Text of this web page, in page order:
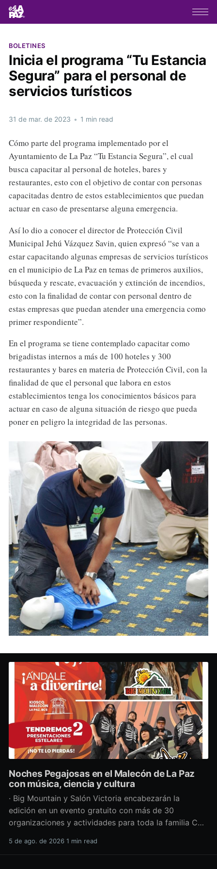
BOLETINES
Inicia el programa “Tu Estancia
Segura” para el personal de
servicios turísticos
31 de mar. de 2023 • 1 min read
Cómo parte del programa implementado por el
Ayuntamiento de La Paz “Tu Estancia Segura”, el cual
busca capacitar al personal de hoteles, bares y
restaurantes, esto con el objetivo de contar con personas
capacitadas dentro de estos establecimientos que puedan
actuar en caso de presentarse alguna emergencia.
Así lo dio a conocer el director de Protección Civil
Municipal Jehú Vázquez Savin, quien expresó “se van a
estar capacitando algunas empresas de servicios turísticos
en el municipio de La Paz en temas de primeros auxilios,
búsqueda y rescate, evacuación y extinción de incendios,
esto con la finalidad de contar con personal dentro de
estas empresas que puedan atender una emergencia como
primer respondiente”.
En el programa se tiene contemplado capacitar como
brigadistas internos a más de 100 hoteles y 300
restaurantes y bares en materia de Protección Civil, con la
finalidad de que el personal que labora en estos
establecimientos tenga los conocimientos básicos para
actuar en caso de alguna situación de riesgo que pueda
poner en peligro la integridad de las personas.
Noches Pegajosas en el Malecón de La Paz
con música, ciencia y cultura
· Big Mountain y Salón Victoria encabezarán la
edición en un evento gratuito con más de 30
organizaciones y actividades para toda la familia Con
divulgación científica y actividades culturales
5 de ago. de 2026 1 min read